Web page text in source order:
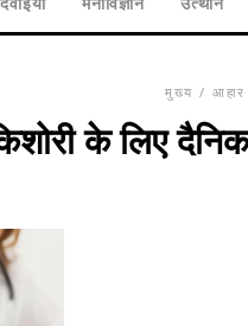
मुख्य /
के लिए